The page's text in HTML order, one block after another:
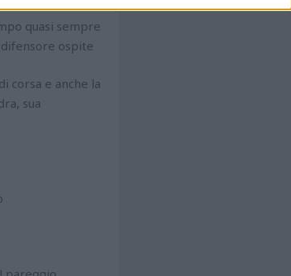
quasi sempre
ospite
corsa e anche la
sua